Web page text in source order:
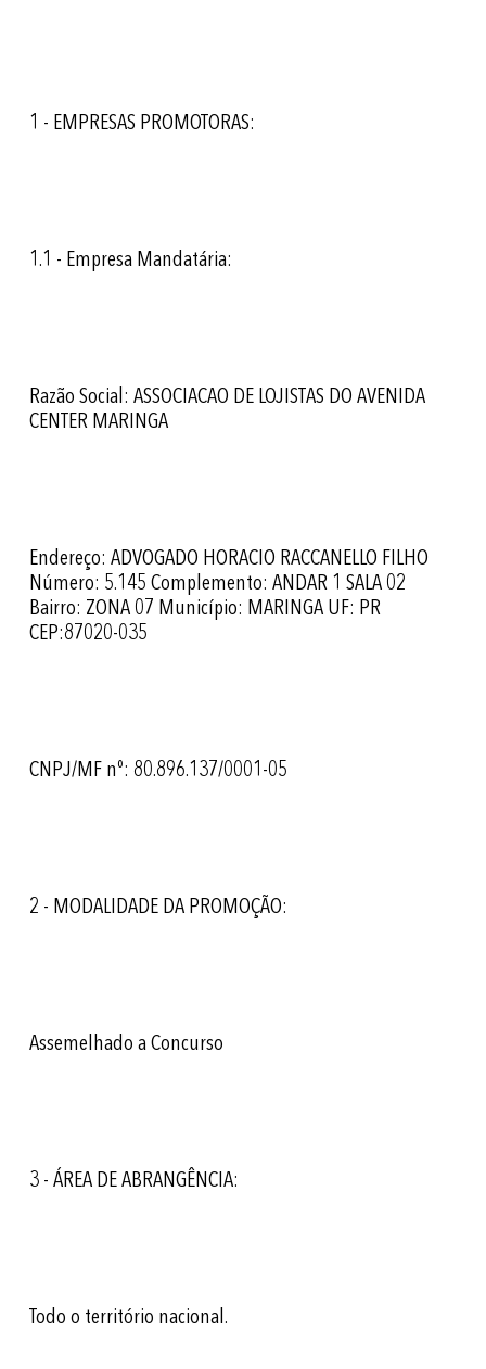
1 - EMPRESAS PROMOTORAS:
1.1 - Empresa Mandatária:
Razão Social: ASSOCIACAO DE LOJISTAS DO AVENIDA
CENTER MARINGA
Endereço: ADVOGADO HORACIO RACCANELLO FILHO
Número: 5.145 Complemento: ANDAR 1 SALA 02
Bairro: ZONA 07 Município: MARINGA UF: PR
CEP:87020-035
CNPJ/MF nº: 80.896.137/0001-05
2 - MODALIDADE DA PROMOÇÃO:
Assemelhado a Concurso
3 - ÁREA DE ABRANGÊNCIA:
Todo o território nacional.